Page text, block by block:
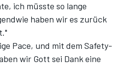
ich müsste so lange
haben wir es zurück
Pace, und mit dem Safety-
wir Gott sei Dank eine